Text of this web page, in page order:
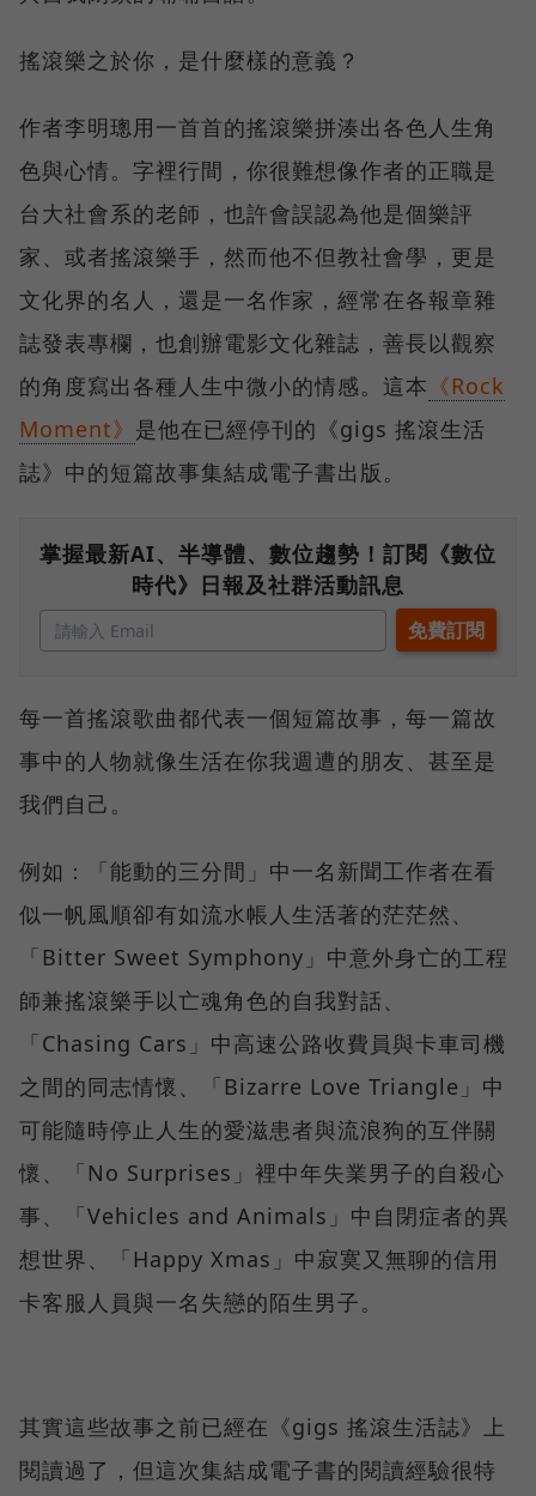
搖滾樂之於你，是什麼樣的意義？
作者李明璁用一首首的搖滾樂拼湊出各色人生角
色與心情。字裡行間，你很難想像作者的正職是
台大社會系的老師，也許會誤認為他是個樂評
家、或者搖滾樂手，然而他不但教社會學，更是
文化界的名人，還是一名作家，經常在各報章雜
誌發表專欄，也創辦電影文化雜誌，善長以觀察
的角度寫出各種人生中微小的情感。這本 《Rock
Moment》 是他在已經停刊的《gigs 搖滾生活
誌》中的短篇故事集結成電子書出版。
掌握最新AI、半導體、數位趨勢！訂閱《數位
時代》日報及社群活動訊息
每一首搖滾歌曲都代表一個短篇故事，每一篇故
事中的人物就像生活在你我週遭的朋友、甚至是
我們自己。
例如：「能動的三分間」中一名新聞工作者在看
似一帆風順卻有如流水帳人生活著的茫茫然、
「Bitter Sweet Symphony」中意外身亡的工程
師兼搖滾樂手以亡魂角色的自我對話、
「Chasing Cars」中高速公路收費員與卡車司機
之間的同志情懷、「Bizarre Love Triangle」中
可能隨時停止人生的愛滋患者與流浪狗的互伴關
懷、「No Surprises」裡中年失業男子的自殺心
事、「Vehicles and Animals」中自閉症者的異
想世界、「Happy Xmas」中寂寞又無聊的信用
卡客服人員與一名失戀的陌生男子。
其實這些故事之前已經在《gigs 搖滾生活誌》上
閱讀過了，但這次集結成電子書的閱讀經驗很特